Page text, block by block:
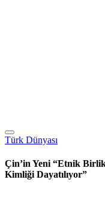
Türk Dünyası
Çin’in Yeni “Etnik
Kimliği Dayatılıyor”